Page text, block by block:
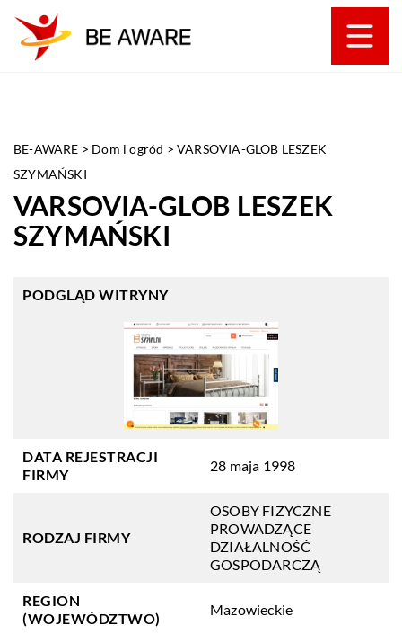
BE-AWARE > Dom i ogród >VARSOVIA-GLOB LESZEK
SZYMAŃSKI
VARSOVIA-GLOB LESZEK
SZYMAŃSKI
PODGLĄD WITRYNY
DATA REJESTRACJI
FIRMY
28 maja 1998
RODZAJ FIRMY
OSOBY FIZYCZNE
PROWADZĄCE
DZIAŁALNOŚĆ
GOSPODARCZĄ
REGION
(WOJEWÓDZTWO)
Mazowieckie